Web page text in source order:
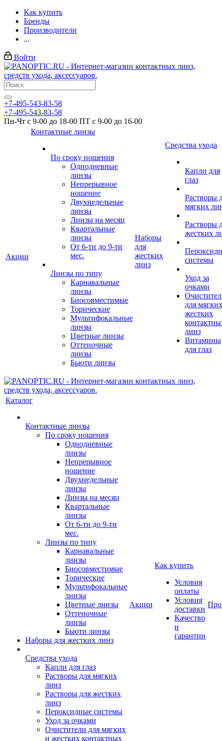
Как купить
Бренды
Производители
...
Войти
+7-495-543-83-58
+7-495-543-83-58
Пн-Чт с 9-00 до 18-00 ПТ с 9-00 до 16-00
Акции
Контактные линзы
По сроку ношения
Однодневные
линзы
Непрерывное
ношение
Двухнедельные
линзы
Линзы на месяц
Квартальные
линзы
От 6-ти до 9-ти
мес.
Линзы по типу
Карнавальные
линзы
Биосовместимые
Торические
Мультифокальные
линзы
Цветные линзы
Оттеночные
линзы
Бьюти линзы
Наборы
для
жестких
линз
Средства ухода
Капли для
глаз
Растворы
мягких
Растворы
жестких
системы
Уход за
очками
для
жестких
линз
Витамины
для глаз
Каталог
Контактные линзы
По сроку ношения
Однодневные
линзы
Непрерывное
ношение
Двухнедельные
линзы
Линзы на месяц
Квартальные
линзы
От 6-ти до 9-ти
мес.
Линзы по типу
Карнавальные
линзы
Биосовместимые
Торические
Мультифокальные
линзы
Цветные линзы
Оттеночные
линзы
Бьюти линзы
Наборы для жестких линз
Средства ухода
Капли для глаз
Растворы для мягких
линз
Растворы для жестких
линз
Пероксидные системы
Уход за очками
Очистители для мягких
и жестких контактных
Акции
Как купить
Условия
оплаты
Условия
доставки
Качество
и
гарантии